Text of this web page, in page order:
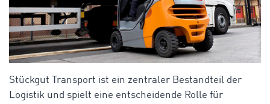
Stückgut Transport ist ein zentraler Bestandteil der
Logistik und spielt eine entscheidende Rolle für